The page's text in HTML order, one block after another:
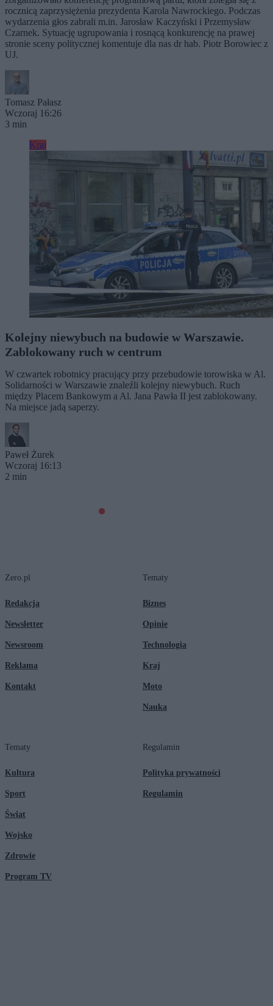
rocznicą zaprzysiężenia prezydenta Karola Nawrockiego. Podczas
wydarzenia głos zabrali m.in. Jarosław Kaczyński i Przemysław
Czarnek. Sytuację ugrupowania i rosnącą konkurencję na prawej
stronie sceny politycznej komentuje dla nas dr hab. Piotr Borowiec z
UJ.
Tomasz Pałasz
Wczoraj 16:26
3 min
Kraj
Kolejny niewybuch na budowie w Warszawie.
Zablokowany ruch w centrum
W czwartek robotnicy pracujący przy przebudowie torowiska w Al.
Solidarności w Warszawie znaleźli kolejny niewybuch. Ruch
między Placem Bankowym a Al. Jana Pawła II jest zablokowany.
Na miejsce jadą saperzy.
Paweł Żurek
Wczoraj 16:13
2 min
Zero.pl
Redakcja
Newsletter
Newsroom
Reklama
Kontakt
Tematy
Biznes
Opinie
Technologia
Kraj
Moto
Nauka
Tematy
Kultura
Sport
Świat
Wojsko
Zdrowie
Program TV
Regulamin
Polityka prywatności
Regulamin